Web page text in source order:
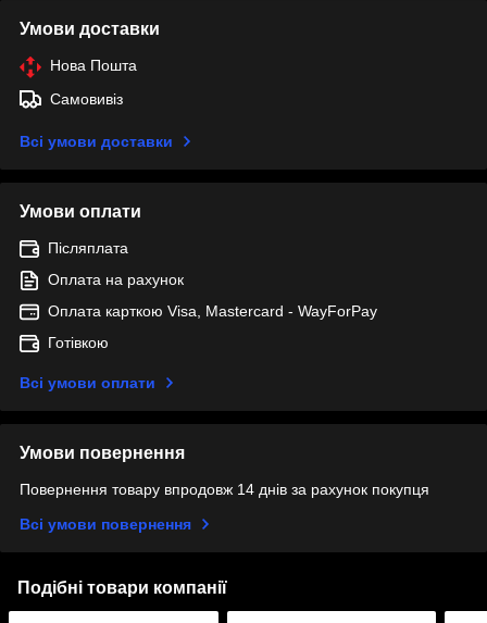
Умови доставки
Нова Пошта
Самовивіз
Всі умови доставки
Умови оплати
Післяплата
Оплата на рахунок
Оплата карткою Visa, Mastercard - WayForPay
Готівкою
Всі умови оплати
Умови повернення
Повернення товару впродовж 14 днів за рахунок покупця
Всі умови повернення
Подібні товари компанії